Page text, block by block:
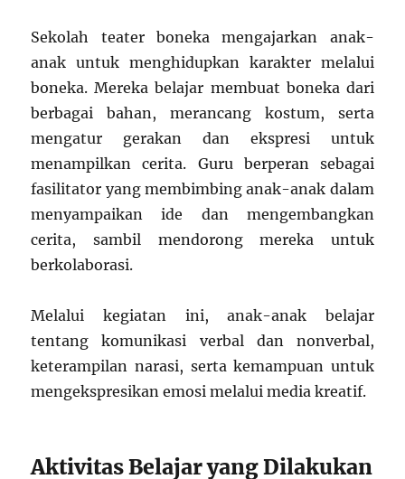
Sekolah teater boneka mengajarkan anak-
anak untuk menghidupkan karakter melalui
boneka. Mereka belajar membuat boneka dari
berbagai bahan, merancang kostum, serta
mengatur gerakan dan ekspresi untuk
menampilkan cerita. Guru berperan sebagai
fasilitator yang membimbing anak-anak dalam
menyampaikan ide dan mengembangkan
cerita, sambil mendorong mereka untuk
berkolaborasi.
Melalui kegiatan ini, anak-anak belajar
tentang komunikasi verbal dan nonverbal,
keterampilan narasi, serta kemampuan untuk
mengekspresikan emosi melalui media kreatif.
Aktivitas Belajar yang Dilakukan